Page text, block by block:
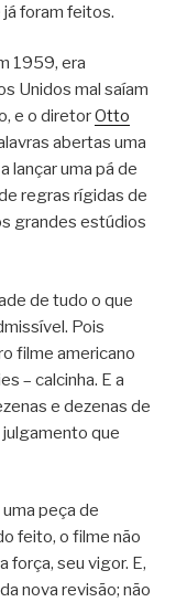
foram feitos.
1959, era
Unidos mal saíam
e o diretorOtto
abertas uma
lançar uma pá de
regras rígidas de
grandes estúdios
de tudo o que
Pois
filme americano
– calcinha. E a
e dezenas de
que
peça de
feito, o filme não
força, seu vigor. E,
nova revisão; não